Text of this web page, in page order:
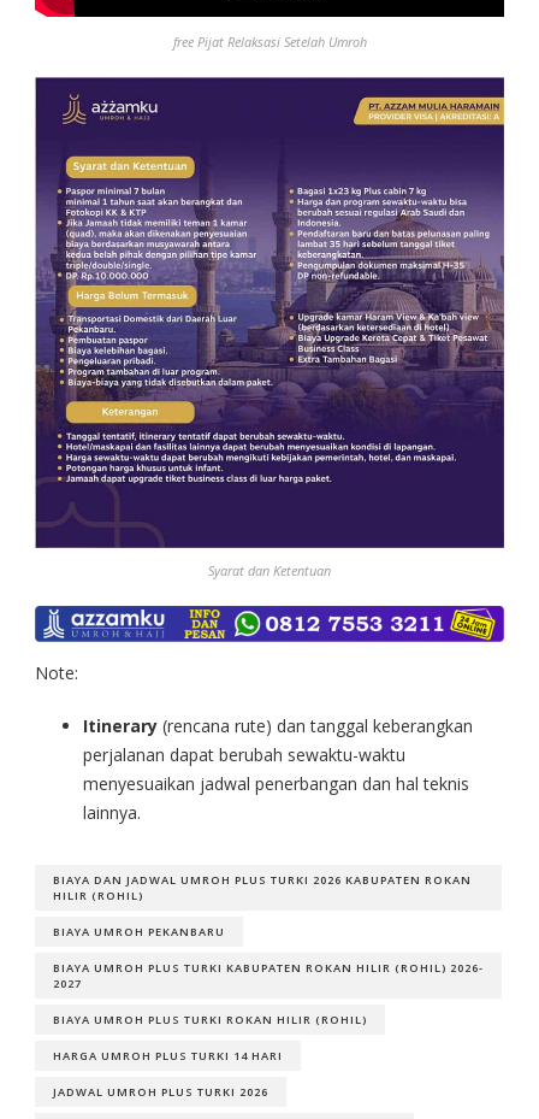
free Pijat Relaksasi Setelah Umroh
Syarat dan Ketentuan
Note:
Itinerary (rencana rute) dan tanggal keberangkan
perjalanan dapat berubah sewaktu-waktu
menyesuaikan jadwal penerbangan dan hal teknis
lainnya.
BIAYA DAN JADWAL UMROH PLUS TURKI 2026 KABUPATEN ROKAN
HILIR (ROHIL)
BIAYA UMROH PEKANBARU
BIAYA UMROH PLUS TURKI KABUPATEN ROKAN HILIR (ROHIL) 2026-
2027
BIAYA UMROH PLUS TURKI ROKAN HILIR (ROHIL)
HARGA UMROH PLUS TURKI 14 HARI
JADWAL UMROH PLUS TURKI 2026